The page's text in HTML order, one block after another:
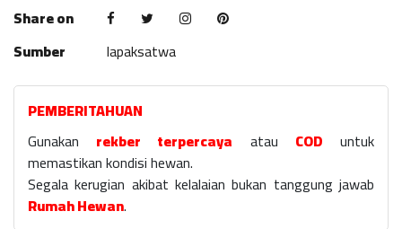
Share on
Sumber
lapaksatwa
PEMBERITAHUAN
Gunakan rekber terpercaya atau COD untuk
memastikan kondisi hewan.
Segala kerugian akibat kelalaian bukan tanggung jawab
Rumah Hewan.